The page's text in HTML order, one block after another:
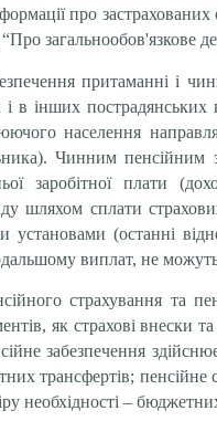
про
загальнообов'язкове
притаманні і
і в інших
населення
Чинним пенсійним
заробітної плати
шляхом сплати
(останні
виплат, не
страхування та
як страхові внески
забезпечення
трансфертів;
необхідності –